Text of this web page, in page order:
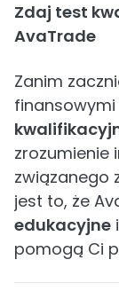
Zdaj test
AvaTrade
Zanim
finansowymi
zrozumienie
związanego
jest to, że
edukacyjne i
pomogą Ci